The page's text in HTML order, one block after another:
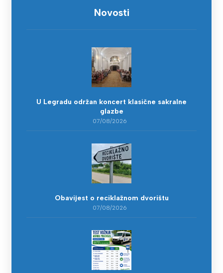
Novosti
U Legradu održan koncert klasične sakralne
glazbe
07/08/2026
Obavijest o reciklažnom dvorištu
07/08/2026